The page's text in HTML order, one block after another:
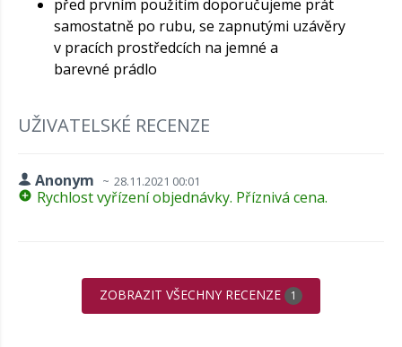
před prvním použitím doporučujeme prát
samostatně po rubu, se zapnutými uzávěry
v pracích prostředcích na jemné a
barevné prádlo
UŽIVATELSKÉ RECENZE
Anonym 28.11.2021 00:01
Rychlost vyřízení objednávky. Příznivá cena.
ZOBRAZIT VŠECHNY RECENZE 1